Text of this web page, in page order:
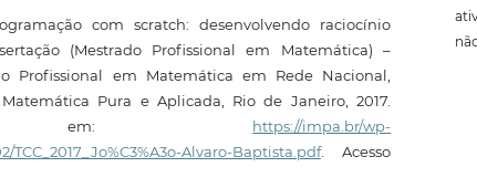
com scratch: desenvolvendo raciocínio
(Mestrado Profissional em Matemática) –
Profissional em Matemática em Rede Nacional,
Pura e Aplicada, Rio de Janeiro, 2017.
em: https://impa.br/wp-
TCC_2017_Jo%C3%A3o-Alvaro-Baptista.pdf. Acesso